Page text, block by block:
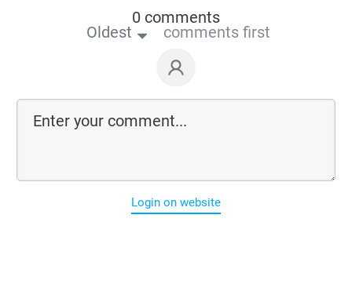
0 comments
Oldest comments first
Login on website